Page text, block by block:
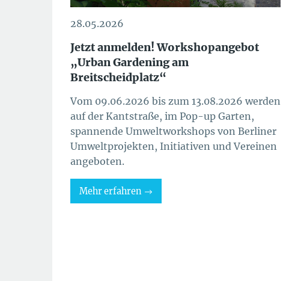
28.05.2026
Jetzt anmelden! Workshopangebot
„Urban Gardening am
Breitscheidplatz“
Vom 09.06.2026 bis zum 13.08.2026 werden
auf der Kantstraße, im Pop-up Garten,
spannende Umweltworkshops von Berliner
Umweltprojekten, Initiativen und Vereinen
angeboten.
Mehr erfahren